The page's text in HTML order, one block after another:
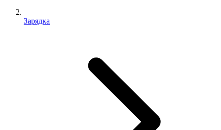
Зарядка